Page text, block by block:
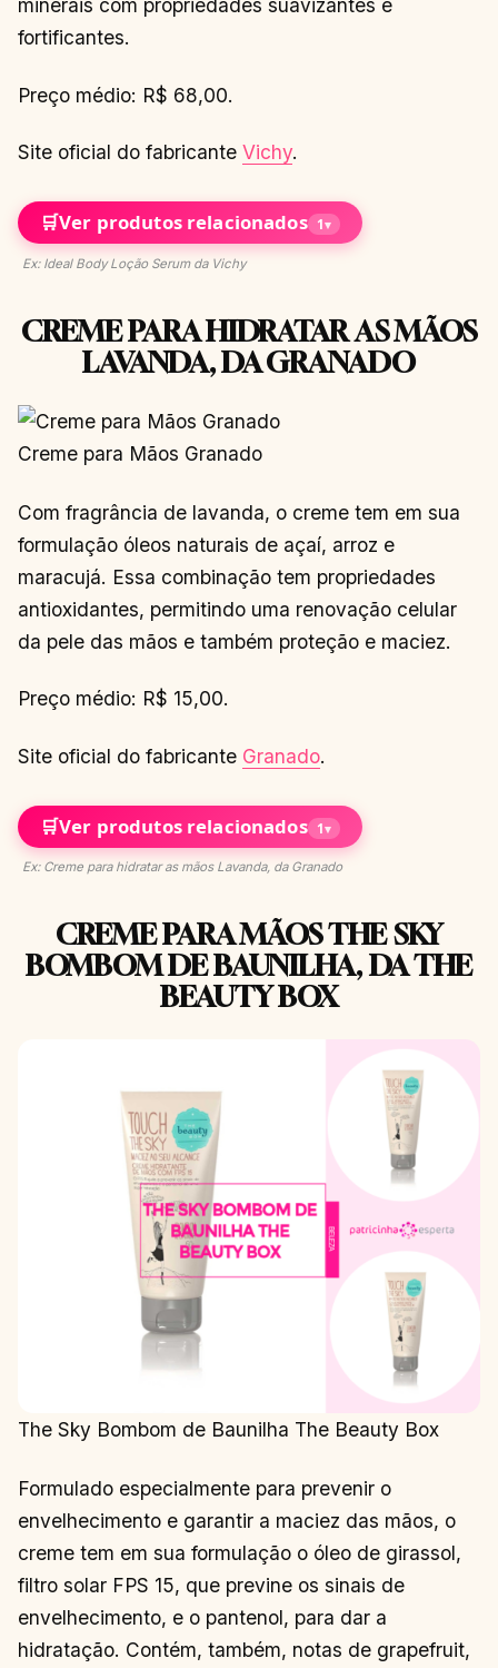
minerais com propriedades suavizantes e
fortificantes.
Preço médio: R$ 68,00.
Site oficial do fabricante Vichy.
🛒Ver produtos relacionados 1▾
Ex: Ideal Body Loção Serum da Vichy
CREME PARA HIDRATAR AS MÃOS
LAVANDA, DA GRANADO
Creme para Mãos Granado
Com fragrância de lavanda, o creme tem em sua
formulação óleos naturais de açaí, arroz e
maracujá. Essa combinação tem propriedades
antioxidantes, permitindo uma renovação celular
da pele das mãos e também proteção e maciez.
Preço médio: R$ 15,00.
Site oficial do fabricante Granado.
🛒Ver produtos relacionados 1▾
Ex: Creme para hidratar as mãos Lavanda, da Granado
CREME PARA MÃOS THE SKY
BOMBOM DE BAUNILHA, DA THE
BEAUTY BOX
The Sky Bombom de Baunilha The Beauty Box
Formulado especialmente para prevenir o
envelhecimento e garantir a maciez das mãos, o
creme tem em sua formulação o óleo de girassol,
filtro solar FPS 15, que previne os sinais de
envelhecimento, e o pantenol, para dar a
hidratação. Contém, também, notas de grapefruit,